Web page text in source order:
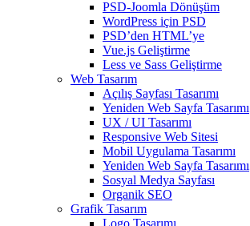
PSD-Joomla Dönüşüm
WordPress için PSD
PSD’den HTML’ye
Vue.js Geliştirme
Less ve Sass Geliştirme
Web Tasarım
Açılış Sayfası Tasarımı
Yeniden Web Sayfa Tasarımı
UX / UI Tasarımı
Responsive Web Sitesi
Mobil Uygulama Tasarımı
Yeniden Web Sayfa Tasarımı
Sosyal Medya Sayfası
Organik SEO
Grafik Tasarım